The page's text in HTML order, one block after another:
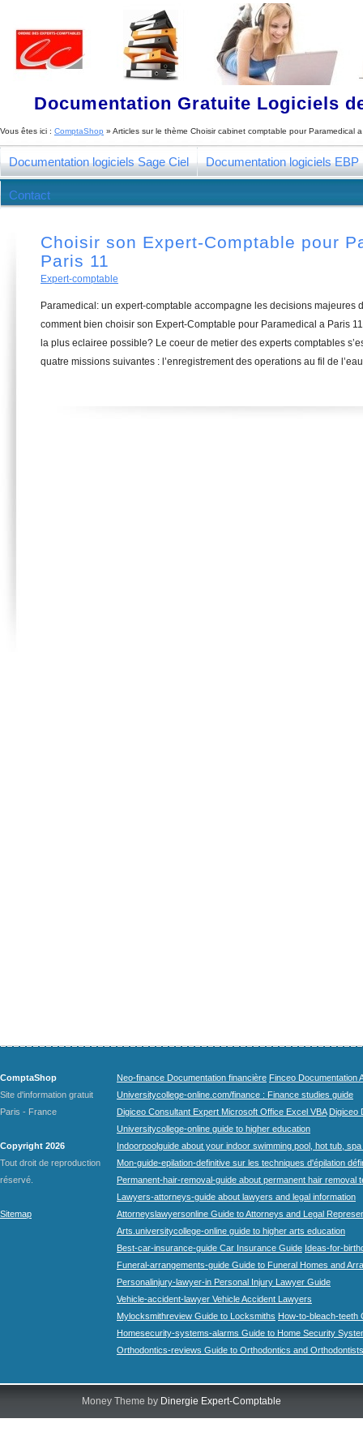
Documentation Gratuite Logiciels
Vous êtes ici : ComptaShop » Articles sur le thème Choisir cabinet comptable pour Paramedical
Documentation logiciels Sage Ciel Documentation logiciels EBP
Contact
Choisir son Expert-Comptable pour
Paris 11
Expert-comptable
Paramedical: un expert-comptable accompagne les decisions majeures
comment bien choisir son Expert-Comptable pour Paramedical a Paris
la plus eclairee possible? Le coeur de metier des experts comptables
quatre missions suivantes : l’enregistrement des operations au fil de
ComptaShop
Site d'information gratuit
Paris - France
Copyright 2026
Tout droit de reproduction
réservé.
Sitemap
Neo-finance Documentation financière Finceo Documentation
Universitycollege-online.com/finance : Finance studies guide
Digiceo Consultant Expert Microsoft Office Excel VBA Digiceo
Universitycollege-online guide to higher education
Indoorpoolguide about your indoor swimming pool, hot tub,
Mon-guide-epilation-definitive sur les techniques d'épilation
Permanent-hair-removal-guide about permanent hair removal
Lawyers-attorneys-guide about lawyers and legal information
Attorneyslawyersonline Guide to Attorneys and Legal
Arts.universitycollege-online guide to higher arts education
Best-car-insurance-guide Car Insurance Guide Ideas-for-
Funeral-arrangements-guide Guide to Funeral Homes and
Personalinjury-lawyer-in Personal Injury Lawyer Guide
Vehicle-accident-lawyer Vehicle Accident Lawyers
Mylocksmithreview Guide to Locksmiths How-to-bleach-teeth
Homesecurity-systems-alarms Guide to Home Security
Orthodontics-reviews Guide to Orthodontics and Orthodontists
Money Theme by Dinergie Expert-Comptable